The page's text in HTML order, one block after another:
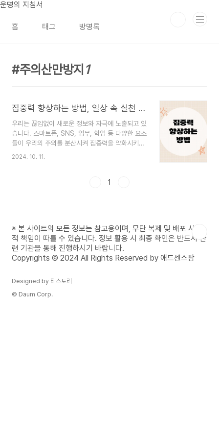
본문 바로가기
운명의 지침서
홈 태그 방명록
주의산만방지 1
집중력 향상하는 방법, 일상 속 실천 가능한 습관들
우리는 끊임없이 새로운 정보와 자극에 노출되고 있
습니다. 스마트폰, SNS, 업무, 학업 등 다양한 요소
들이 우리의 주의를 분산시켜 집중력을 약화시키곤
합니다. 그러나 집중력은 타고나는 능력이 아니라,
욱 효율적으로 목표를 달성하는 방법을 소개하겠습
무를 할 때 주위 환경이 깔끔하고 정돈되어 있어야
만 정신도 차분해집니다. 책상 위를 정리하고 불필
요한 물건은 치워두세요. 또한 스마트폰이나 기타
전자기기를 멀리 두는 것..
2024. 10. 11.
1
※ 본 사이트의 모든 정보는 참고용이며, 무단 복제 및 배포 시 법
적 책임이 따를 수 있습니다. 정보 활용 시 최종 확인은 반드시 관
련 기관을 통해 진행하시기 바랍니다.
Copyrights © 2024 All Rights Reserved by 애드센스팜
Designed by 티스토리
© Daum Corp.